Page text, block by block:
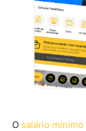
O salário mínimo